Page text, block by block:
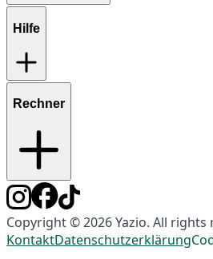
Hilfe
Rechner
Copyright © 2026 Yazio. All rights
KontaktDatenschutzerklärung